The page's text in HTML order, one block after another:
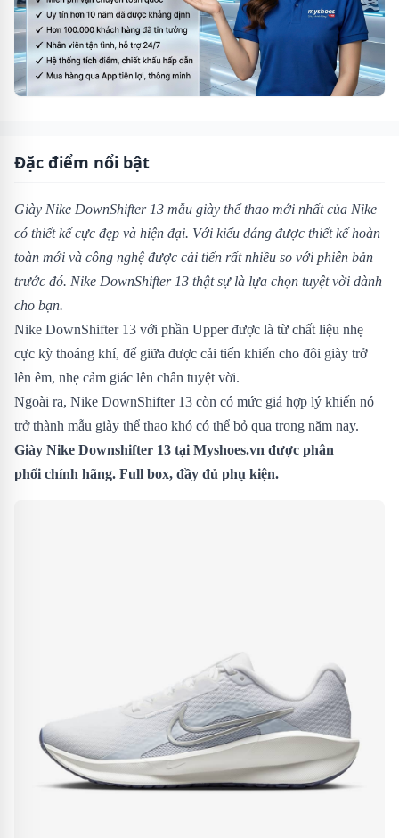
Đặc điểm nổi bật
Giày Nike DownShifter 13 mẫu giày thể thao mới nhất của Nike
có thiết kế cực đẹp và hiện đại. Với kiểu dáng được thiết kế hoàn
toàn mới và công nghệ được cải tiến rất nhiều so với phiên bản
trước đó. Nike DownShifter 13 thật sự là lựa chọn tuyệt vời dành
cho bạn.
Nike DownShifter 13 với phần Upper được là từ chất liệu nhẹ
cực kỳ thoáng khí, đế giữa được cải tiến khiến cho đôi giày trở
lên êm, nhẹ cảm giác lên chân tuyệt vời.
Ngoài ra, Nike DownShifter 13 còn có mức giá hợp lý khiến nó
trở thành mẫu giày thể thao khó có thể bỏ qua trong năm nay.
Giày Nike Downshifter 13 tại Myshoes.vn được phân
phối chính hãng. Full box, đầy đủ phụ kiện.